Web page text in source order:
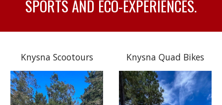
SPORTS AND ECO-EXPERIENCES.
Knysna Scootours Knysna Quad Bikes